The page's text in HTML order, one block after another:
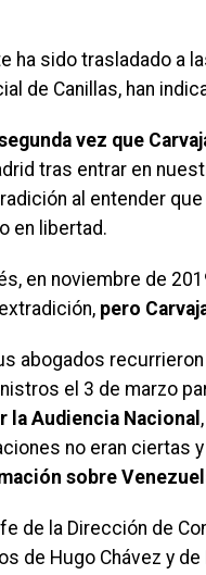
ha sido trasladado a
de Canillas, han
vez que
tras entrar en
al entender que
en libertad.
en noviembre de
pero
abogados
el 3 de marzo
la Audiencia Nacional
no eran ciertas
sobre
de la Dirección de
de Hugo Chávez y